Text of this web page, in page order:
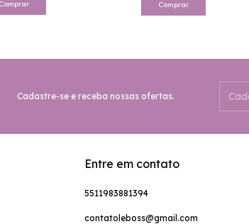
Cadastre-se e receba nossas ofertas.
Entre em contato
5511983881394
contatoleboss@gmail.com